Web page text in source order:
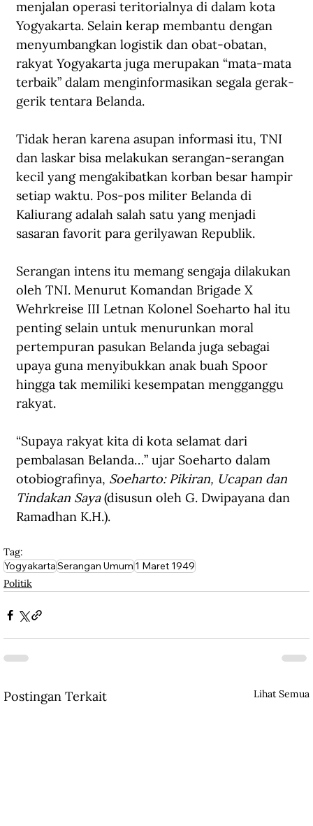
menjalan operasi teritorialnya di dalam kota
Yogyakarta. Selain kerap membantu dengan
menyumbangkan logistik dan obat-obatan,
rakyat Yogyakarta juga merupakan “mata-mata
terbaik” dalam menginformasikan segala gerak-
gerik tentara Belanda.
Tidak heran karena asupan informasi itu, TNI
dan laskar bisa melakukan serangan-serangan
kecil yang mengakibatkan korban besar hampir
setiap waktu. Pos-pos militer Belanda di
Kaliurang adalah salah satu yang menjadi
sasaran favorit para gerilyawan Republik.
Serangan intens itu memang sengaja dilakukan
oleh TNI. Menurut Komandan Brigade X
Wehrkreise III Letnan Kolonel Soeharto hal itu
penting selain untuk menurunkan moral
pertempuran pasukan Belanda juga sebagai
upaya guna menyibukkan anak buah Spoor
hingga tak memiliki kesempatan mengganggu
rakyat.
“Supaya rakyat kita di kota selamat dari
pembalasan Belanda…” ujar Soeharto dalam
otobiografinya, Soeharto: Pikiran, Ucapan dan
Tindakan Saya (disusun oleh G. Dwipayana dan
Ramadhan K.H.).
Tag:
YogyakartaSerangan Umum1 Maret 1949
Politik
Postingan Terkait Lihat Semua